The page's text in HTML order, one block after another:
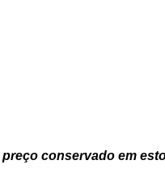
conservado em